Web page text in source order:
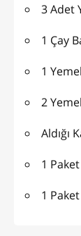
3 Adet
1 Çay
1
2
Aldığı
1
1